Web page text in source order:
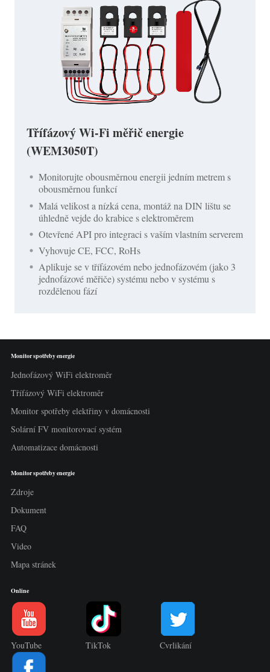
Třífázový Wi-Fi měřič energie
(WEM3050T)
Monitorujte obousměrnou energii jedním metrem s
obousměrnou funkcí
Malá velikost a nízká cena, montáž na DIN lištu se
úhledně vejde do krabice s elektroměrem
Otevřené API pro integraci s vaším vlastním serverem
Vyhovuje CE, FCC, RoHs
Aplikuje se v třífázovém nebo jednofázovém (jako 3
jednofázové měřiče) systému nebo v systému s
rozdělenou fází
Monitor spotřeby energie
Jednofázový WiFi elektroměr
Třífázový WiFi elektroměr
Monitor spotřeby elektřiny v domácnosti
Solární FV monitorovací systém
Automatizace domácnosti
Monitor spotřeby energie
Zdroje
Dokument
FAQ
Video
Mapa stránek
Online
YouTube TikTok Cvrlikání